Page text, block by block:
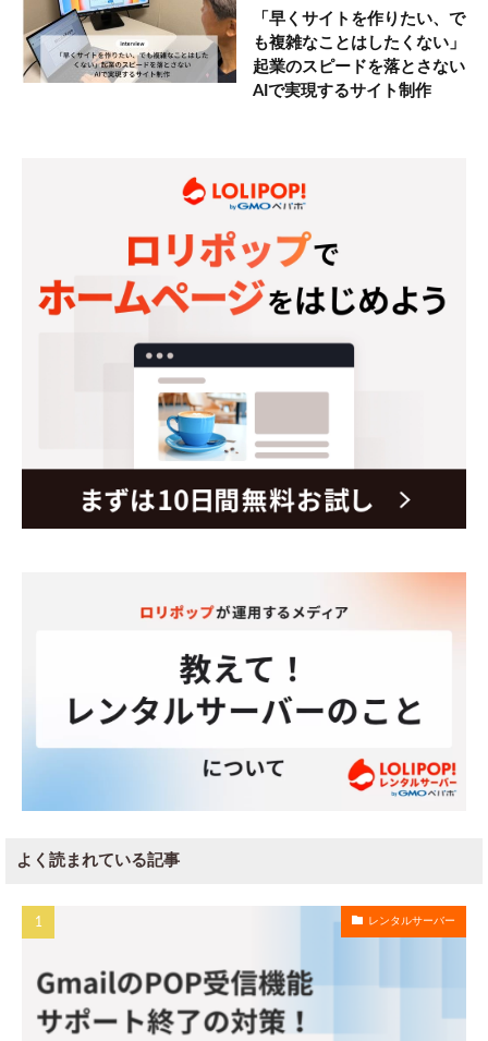
「早くサイトを作りたい、で
も複雑なことはしたくない」
起業のスピードを落とさない
AIで実現するサイト制作
よく読まれている記事
レンタルサーバー